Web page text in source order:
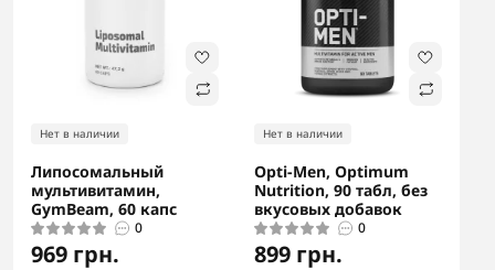
Нет в наличии
Липосомальный
мультивитамин,
GymBeam, 60 капс
0
969 грн.
Нет в наличии
Opti-Men, Optimum
Nutrition, 90 табл, без
вкусовых добавок
0
899 грн.